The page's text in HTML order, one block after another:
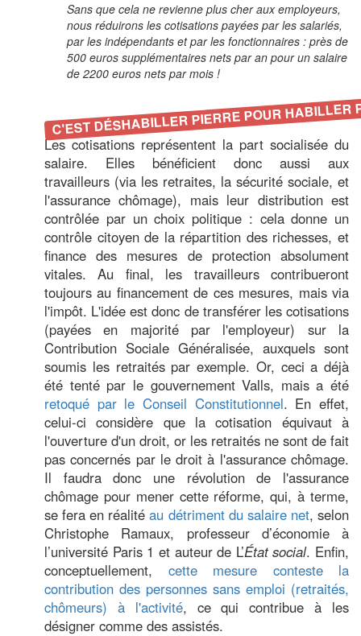
Sans que cela ne revienne plus cher aux employeurs,
nous réduirons les cotisations payées par les salariés,
par les indépendants et par les fonctionnaires : près de
500 euros supplémentaires nets par an pour un salaire
de 2200 euros nets par mois !
C'EST DÉSHABILLER PIERRE POUR HABILLER
Les cotisations représentent la part socialisée du
salaire. Elles bénéficient donc aussi aux
travailleurs (via les retraites, la sécurité sociale, et
l'assurance chômage), mais leur distribution est
contrôlée par un choix politique : cela donne un
contrôle citoyen de la répartition des richesses, et
finance des mesures de protection absolument
vitales. Au final, les travailleurs contribueront
toujours au financement de ces mesures, mais via
l'impôt. L'idée est donc de transférer les cotisations
(payées en majorité par l'employeur) sur la
Contribution Sociale Généralisée, auxquels sont
soumis les retraités par exemple. Or, ceci a déjà
été tenté par le gouvernement Valls, mais a été
retoqué par le Conseil Constitutionnel. En effet,
celui-ci considère que la cotisation équivaut à
l'ouverture d'un droit, or les retraités ne sont de fait
pas concernés par le droit à l'assurance chômage.
Il faudra donc une révolution de l'assurance
chômage pour mener cette réforme, qui, à terme,
se fera en réalitéau détriment du salaire net, selon
Christophe Ramaux, professeur d’économie à
l’université Paris 1 et auteur de L’État social. Enfin,
conceptuellement, cette mesure conteste la
contribution des personnes sans emploi (retraités,
chômeurs) à l'activité, ce qui contribue à les
désigner comme des assistés.